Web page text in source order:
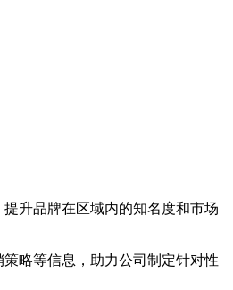
升品牌在区域内的知名度和市场
略等信息，助力公司制定针对性